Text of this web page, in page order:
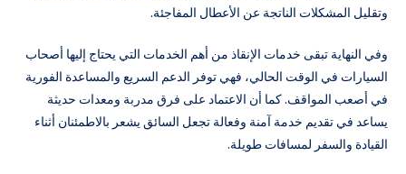
وتقليل المشكلات الناتجة عن الأعطال المفاجئة.
وفي النهاية تبقى خدمات الإنقاذ من أهم الخدمات التي يحتاج إليها أصحاب
السيارات في الوقت الحالي، فهي توفر الدعم السريع والمساعدة الفورية
في أصعب المواقف. كما أن الاعتماد على فرق مدربة ومعدات حديثة
يساعد في تقديم خدمة آمنة وفعالة تجعل السائق يشعر بالاطمئنان أثناء
القيادة والسفر لمسافات طويلة.